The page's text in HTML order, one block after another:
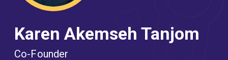
Karen Akemseh Tanjom
Co-Founder